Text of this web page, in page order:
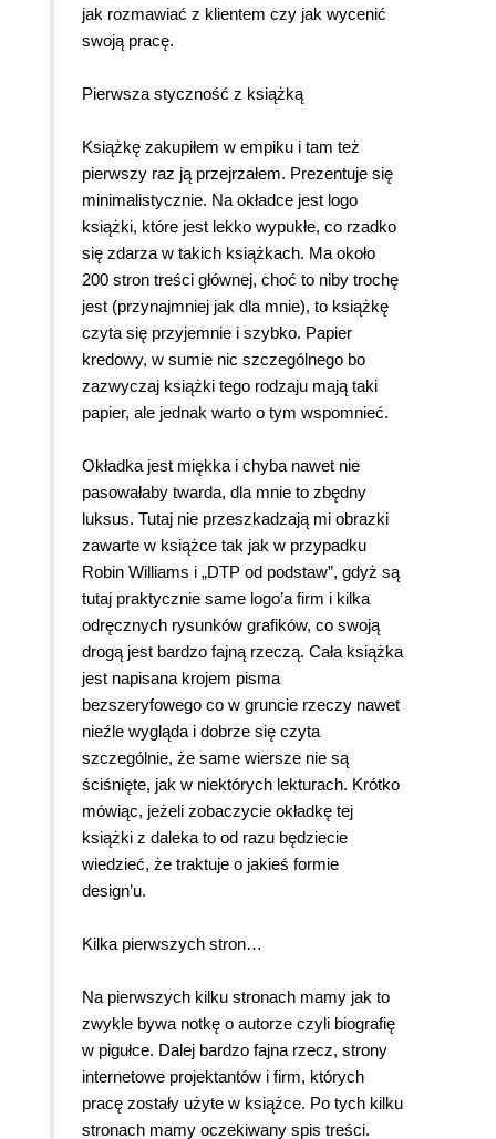
jak rozmawiać z klientem czy jak wycenić
swoją pracę.
Pierwsza styczność z książką
Książkę zakupiłem w empiku i tam też
pierwszy raz ją przejrzałem. Prezentuje się
minimalistycznie. Na okładce jest logo
książki, które jest lekko wypukłe, co rzadko
się zdarza w takich książkach. Ma około
200 stron treści głównej, choć to niby trochę
jest (przynajmniej jak dla mnie), to książkę
czyta się przyjemnie i szybko. Papier
kredowy, w sumie nic szczególnego bo
zazwyczaj książki tego rodzaju mają taki
papier, ale jednak warto o tym wspomnieć.
Okładka jest miękka i chyba nawet nie
pasowałaby twarda, dla mnie to zbędny
luksus. Tutaj nie przeszkadzają mi obrazki
zawarte w książce tak jak w przypadku
Robin Williams i „DTP od podstaw”, gdyż są
tutaj praktycznie same logo’a firm i kilka
odręcznych rysunków grafików, co swoją
drogą jest bardzo fajną rzeczą. Cała książka
jest napisana krojem pisma
bezszeryfowego co w gruncie rzeczy nawet
nieźle wygląda i dobrze się czyta
szczególnie, że same wiersze nie są
ściśnięte, jak w niektórych lekturach. Krótko
mówiąc, jeżeli zobaczycie okładkę tej
książki z daleka to od razu będziecie
wiedzieć, że traktuje o jakieś formie
design’u.
Kilka pierwszych stron…
Na pierwszych kilku stronach mamy jak to
zwykle bywa notkę o autorze czyli biografię
w pigułce. Dalej bardzo fajna rzecz, strony
internetowe projektantów i firm, których
pracę zostały użyte w książce. Po tych kilku
stronach mamy oczekiwany spis treści.